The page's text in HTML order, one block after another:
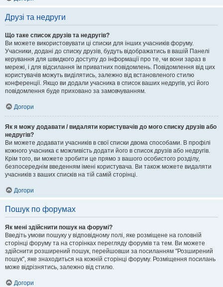
Друзі та недруги
Що таке список друзів та недругів?
Ви можете використовувати ці списки для інших учасників форуму.
Учасники, додані до списку друзів, будуть відображатись в вашій Панелі
керування для швидкого доступу до інформації про те, чи вони зараз в
мережі, і для відсилання їм приватних повідомлень. Повідомлення від цих
користувачів можуть виділятись, залежно від встановленого стилю
конференції. Якщо ви додали учасника в список ваших недругів, усі його
повідомлення буде приховано за замовчуванням.
Догори
Як я можу додавати / видаляти користувачів до мого списку друзів або
недругів?
Ви можете додавати учасників в свої списки двома способами. В профілі
кожного учасника є можливість додати його в список друзів або недругів.
Крім того, ви можете зробити це прямо з вашого особистого розділу,
безпосереднім введенням імені користувача. Ви також можете видаляти
учасників з ваших списків на тій самій сторінці.
Догори
Пошук по форумах
Як мені здійснити пошук на форумі?
Введіть умови пошуку у відповідному полі, яке розміщене на головній
сторінці форуму та на сторінках перегляду форумів та тем. Ви можете
здійснити розширений пошук, перейшовши за посиланням "Розширений
пошук", яке знаходиться на кожній сторінці форуму. Розміщення посилань
може відрізнятись, залежно від стилю.
Догори